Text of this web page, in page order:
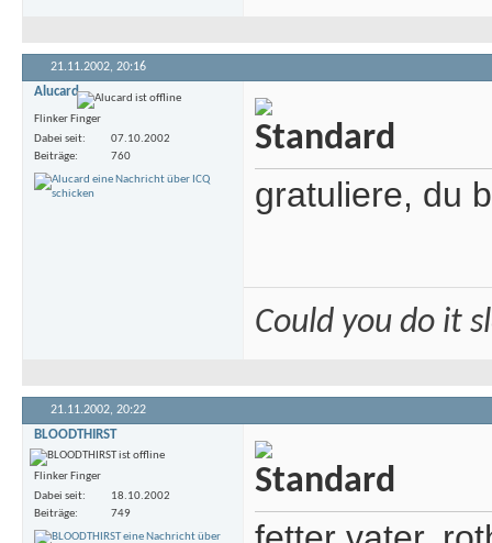
21.11.2002, 20:16
Alucard
Flinker Finger
Dabei seit
07.10.2002
Beiträge
760
gratuliere, du
Could you do it
21.11.2002, 20:22
BLOODTHIRST
Flinker Finger
Dabei seit
18.10.2002
Beiträge
749